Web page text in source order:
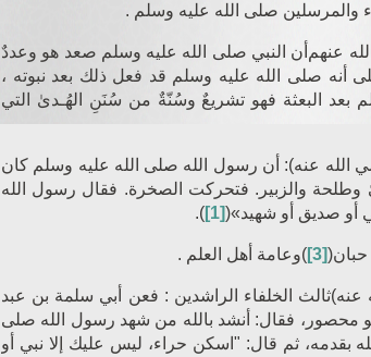
والمرسلين صلى الله عليه وسلم .
عنهم أن النبي صلى الله عليه وسلم صعد هو وعددٌ
أنه صلى الله عليه وسلم قد فعل ذلك بعد نبوته ،
البعثة فهو تشريعٌ وسُنّةٌ من سُنَنِ الهُـدىٰ التي
: أن رسول الله صلى الله عليه وسلم كان
وطلحة والزبير. فتحركت الصخرة. فقال رسول الله
أو ‌صديق أو شهيد»([1]
).
حبان([3])وعامة أهل العلم .
ثالث الخلفاء الراشدين : فعن أبي سلمة بن عبد
محصور، فقال: أنشد بالله من شهد رسول الله صلى
بقدمه، ثم قال: "اسكن حراء، ليس عليك إلا نبي أو